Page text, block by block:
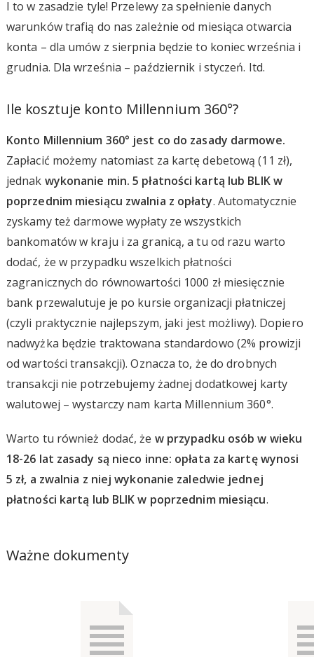
I to w zasadzie tyle! Przelewy za spełnienie danych
warunków trafią do nas zależnie od miesiąca otwarcia
konta – dla umów z sierpnia będzie to koniec września i
grudnia. Dla września – październik i styczeń. Itd.
Ile kosztuje konto Millennium 360°?
Konto Millennium 360° jest co do zasady darmowe.
Zapłacić możemy natomiast za kartę debetową (11 zł),
jednak wykonanie min. 5 płatności kartą lub BLIK w
poprzednim miesiącu zwalnia z opłaty. Automatycznie
zyskamy też darmowe wypłaty ze wszystkich
bankomatów w kraju i za granicą, a tu od razu warto
dodać, że w przypadku wszelkich płatności
zagranicznych do równowartości 1000 zł miesięcznie
bank przewalutuje je po kursie organizacji płatniczej
(czyli praktycznie najlepszym, jaki jest możliwy). Dopiero
nadwyżka będzie traktowana standardowo (2% prowizji
od wartości transakcji). Oznacza to, że do drobnych
transakcji nie potrzebujemy żadnej dodatkowej karty
walutowej – wystarczy nam karta Millennium 360°.
Warto tu również dodać, że w przypadku osób w wieku
18-26 lat zasady są nieco inne: opłata za kartę wynosi
5 zł, a zwalnia z niej wykonanie zaledwie jednej
płatności kartą lub BLIK w poprzednim miesiącu.
Ważne dokumenty